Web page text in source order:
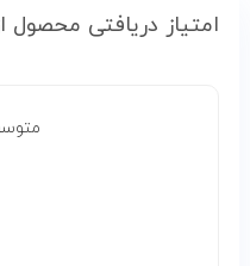
امتیاز دریافتی محصول